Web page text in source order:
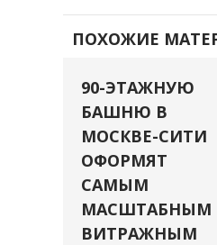
ПОХОЖИЕ
90-ЭТАЖНУЮ
БАШНЮ В
МОСКВЕ-СИТИ
ОФОРМЯТ
САМЫМ
МАСШТАБНЫМ
ВИТРАЖНЫМ